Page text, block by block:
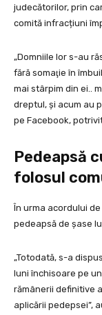
judecătorilor, prin
comită infracțiuni
„Domniile lor s-au
fără somaţie în
mai stârpim din ei..
dreptul, şi acum au
pe Facebook,
Pedeapsă
folosul
În urma acordului
pedeapsă de șase
„Totodată, s-a
luni închisoare pe
rămânerii definitive
aplicării pedepsei”,